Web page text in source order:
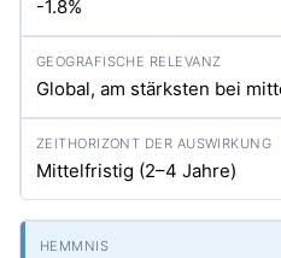
-1.8%
Global, am stärksten bei
Mittelfristig (2–4 Jahre)